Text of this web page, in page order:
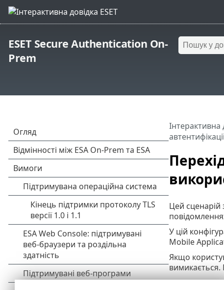
ESET Secure Authentication On-
Prem
Інтерактивна
Цей сценарій
У цій
Mobile
Якщо
вимикається.
Підтримувані